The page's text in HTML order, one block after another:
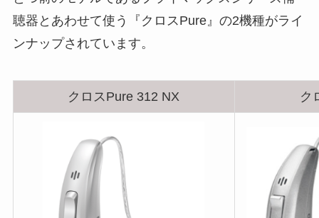
聴器とあわせて使う『クロスPure』の2機種がライ
ンナップされています。
クロスPure 312 NX ク